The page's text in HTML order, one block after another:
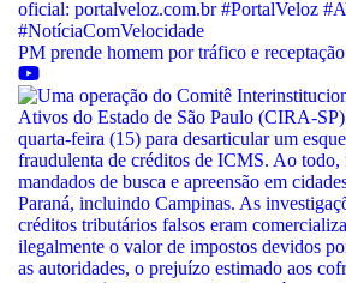
PM prende homem por tráfico e receptação